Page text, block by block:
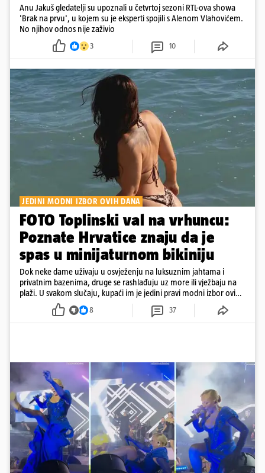
Anu Jakuš gledatelji su upoznali u četvrtoj sezoni RTL-ova showa
'Brak na prvu', u kojem su je eksperti spojili s Alenom Vlahovićem.
No njihov odnos nije zaživio
3 10
JEDINI MODNI IZBOR OVIH DANA
FOTO Toplinski val na vrhuncu:
Poznate Hrvatice znaju da je
spas u minijaturnom bikiniju
Dok neke dame uživaju u osvježenju na luksuznim jahtama i
privatnim bazenima, druge se rashlađuju uz more ili vježbaju na
plaži. U svakom slučaju, kupaći im je jedini pravi modni izbor ovih
8 37